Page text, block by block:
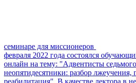
семинаре для миссионеров
февраля 2022 года состоялся
онлайн на тему: "Адвентисты
неопятидесятники: разбор лжеучения,
реабилитация". В качестве лектора в